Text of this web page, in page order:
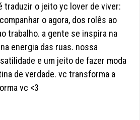
traduzir o jeito yc lover de viver:
o agora, dos rolês ao
trabalho. a gente se inspira na
energia das ruas. nossa
e um jeito de fazer moda
de verdade. vc transforma a
vc <3